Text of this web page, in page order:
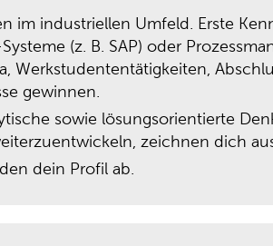
im industriellen Umfeld. Erste
(z. B. SAP) oder
Werkstudententätigkeiten,
gewinnen.
sowie lösungsorientierte
zeichnen dich
dein Profil ab.